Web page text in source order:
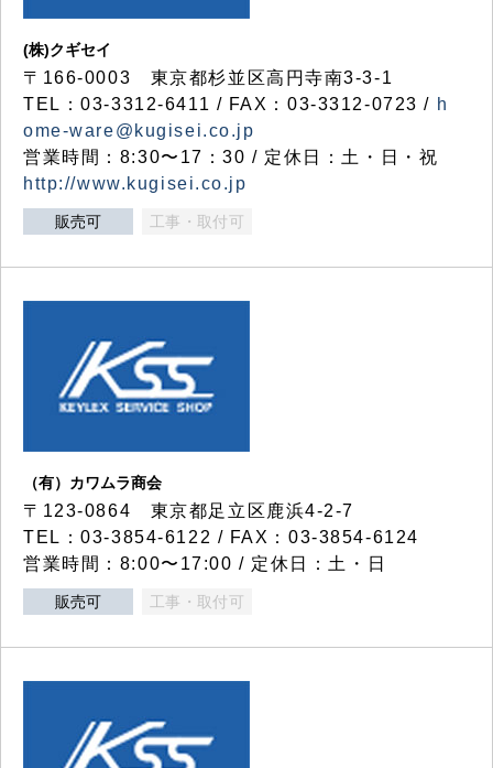
(株)クギセイ
〒166-0003 東京都杉並区高円寺南3-3-1
TEL：03-3312-6411 / FAX：03-3312-0723 / h
ome-ware@kugisei.co.jp
営業時間：8:30〜17：30 / 定休日：土・日・祝
http://www.kugisei.co.jp
販売可 工事・取付可
（有）カワムラ商会
〒123-0864 東京都足立区鹿浜4-2-7
TEL：03-3854-6122 / FAX：03-3854-6124
営業時間：8:00〜17:00 / 定休日：土・日
販売可 工事・取付可